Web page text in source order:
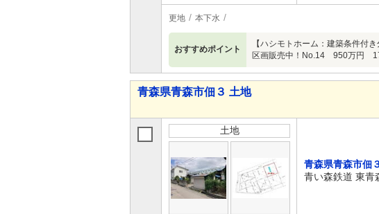
更地 本下水
おすすめポイント
【ハシモトホーム：建築条件付
区画販売中！No.14 950万円
青森県青森市佃３ 土地
土地
青森県青森市佃
青い森鉄道 東青